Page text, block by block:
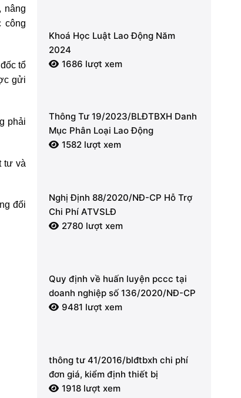
nâng
công
tổ
gửi
phải
tư và
đối
Khoá Học Luật Lao Động Năm
2024
1686 lượt xem
Thông Tư 19/2023/BLĐTBXH Danh
Mục Phân Loại Lao Động
1582 lượt xem
Nghị Định 88/2020/NĐ-CP Hỗ Trợ
Chi Phí ATVSLĐ
2780 lượt xem
Quy định về huấn luyện pccc tại
doanh nghiệp số 136/2020/NĐ-CP
9481 lượt xem
thông tư 41/2016/blđtbxh chi phí
đơn giá, kiểm định thiết bị
1918 lượt xem